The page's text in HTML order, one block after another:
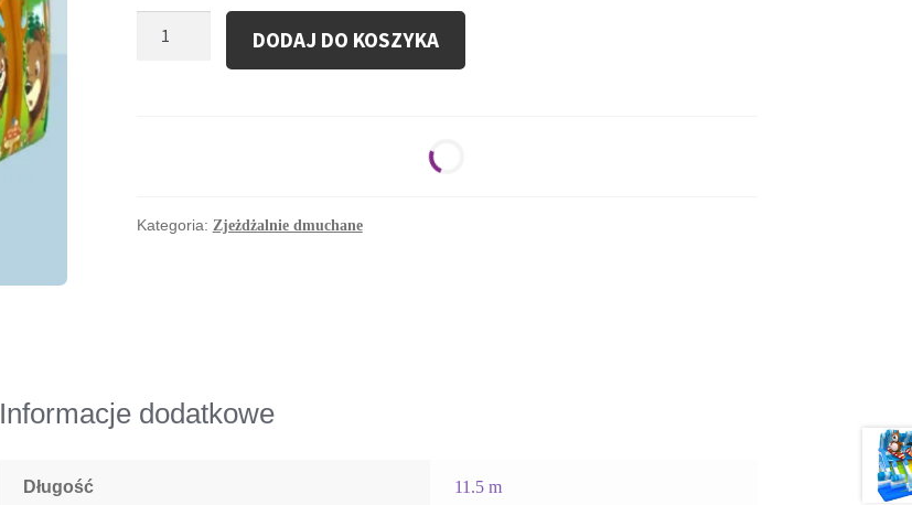
DODAJ DO KOSZYKA
Kategoria: Zjeżdżalnie dmuchane
Informacje dodatkowe
Długość 11.5 m